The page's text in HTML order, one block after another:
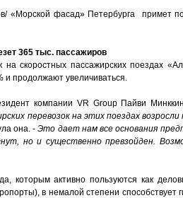
«Морской фасад» Петербурга примет
365 тыс. пассажиров
скоростных пассажирских поездах
и продолжают увеличиваться.
компании VR Group Пайви
перевозок на этих поездах
она. -Это дает нам все основания
но и существенно превзойден.
которым активно пользуются как
в немалой степени способствует